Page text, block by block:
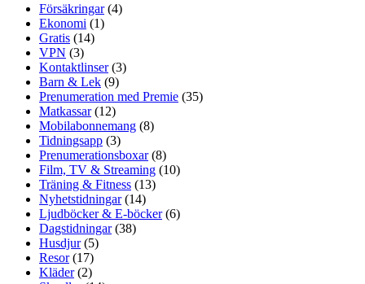
Försäkringar (4)
Ekonomi (1)
Gratis (14)
VPN (3)
Kontaktlinser (3)
Barn & Lek (9)
Prenumeration med Premie (35)
Matkassar (12)
Mobilabonnemang (8)
Tidningsapp (3)
Prenumerationsboxar (8)
Film, TV & Streaming (10)
Träning & Fitness (13)
Nyhetstidningar (14)
Ljudböcker & E-böcker (6)
Dagstidningar (38)
Husdjur (5)
Resor (17)
Kläder (2)